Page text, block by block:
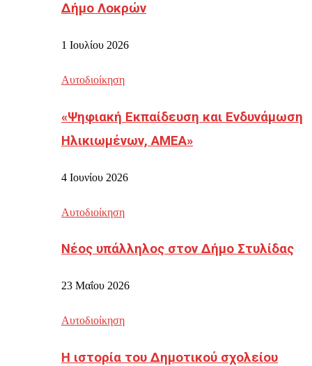
Δήμο Λοκρών
1 Ιουλίου 2026
Αυτοδιοίκηση
«Ψηφιακή Εκπαίδευση και Ενδυνάμωση
Ηλικιωμένων, ΑΜΕΑ»
4 Ιουνίου 2026
Αυτοδιοίκηση
Νέος υπάλληλος στον Δήμο Στυλίδας
23 Μαΐου 2026
Αυτοδιοίκηση
Η ιστορία του Δημοτικού σχολείου